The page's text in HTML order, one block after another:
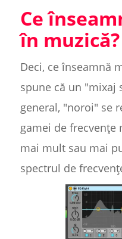
Ce
în muzică?
Deci, ce înseamnă
spune că un "mixaj
general, "noroi" se
gamei de frecvențe
mai mult sau mai
spectrul de